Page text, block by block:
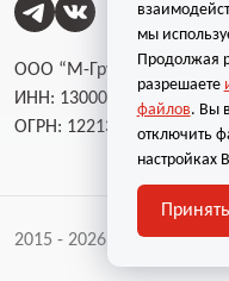
ООО “М-Групп”
ИНН: 1300002787
ОГРН: 1221300004232
2015 - 2026 | Все права
мы
Продолжая
разрешаете
файлов. Вы
отключить
настройках
Принять